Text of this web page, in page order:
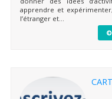
apprendre et
l’étranger et...